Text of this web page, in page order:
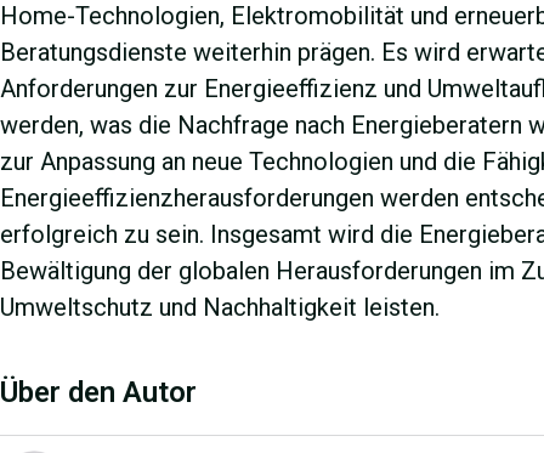
Home-Technologien, Elektromobilität und
Beratungsdienste weiterhin prägen. Es wird
Anforderungen zur Energieeffizienz und
werden, was die Nachfrage nach Energieberatern
zur Anpassung an neue Technologien und die
Energieeffizienzherausforderungen werden
erfolgreich zu sein. Insgesamt wird die
Bewältigung der globalen Herausforderungen im
Umweltschutz und Nachhaltigkeit leisten.
Über den Autor